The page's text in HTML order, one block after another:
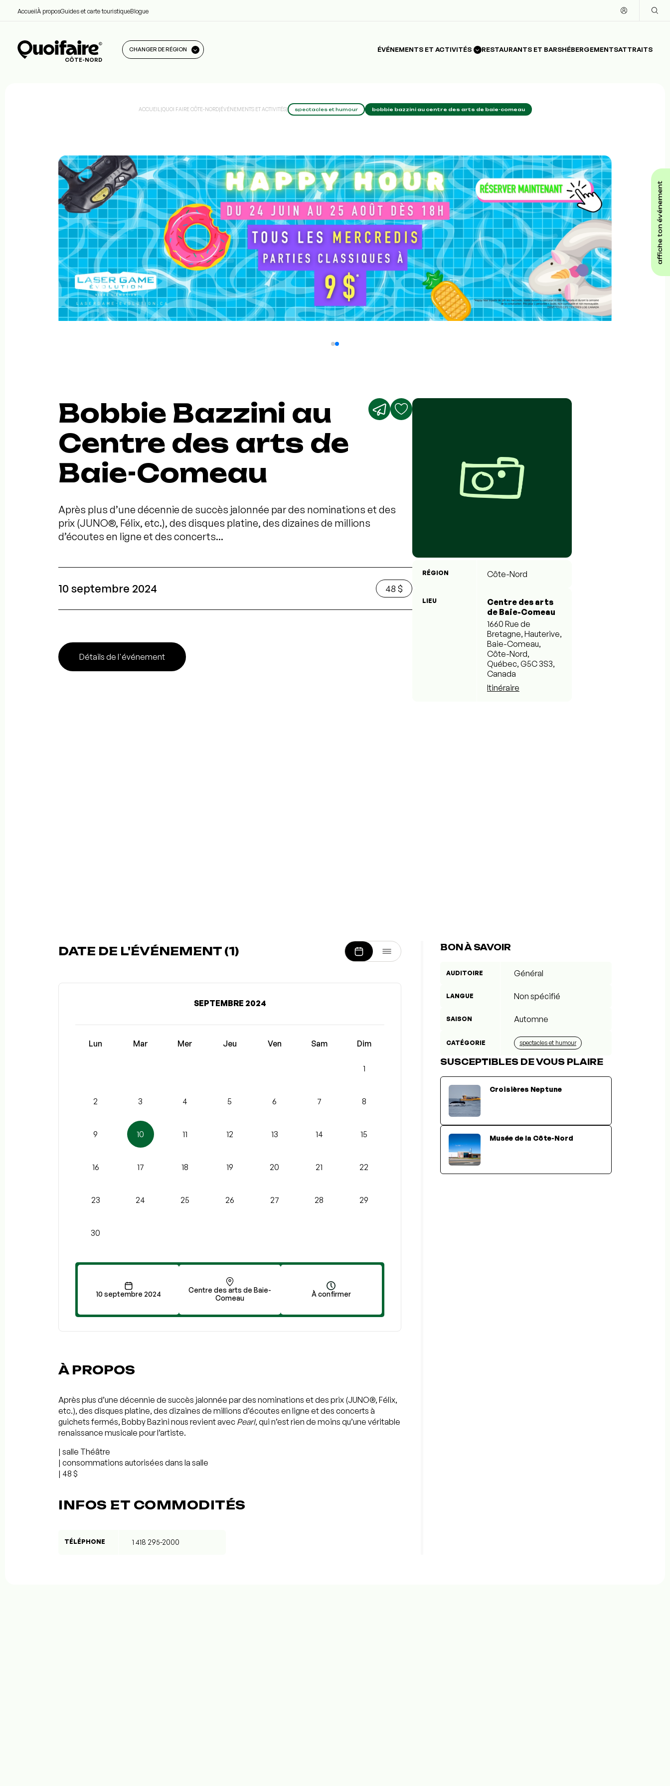
AccueilÀ proposGuides et carte touristiqueBlogue
CÔTE-NORD
CHANGER DE RÉGION ÉVÉNEMENTS ET ACTIVITÉS RESTAURANTS ET BARSHÉBERGEMENTSATTRAITS
affiche ton événement
ACCUEIL |QUOI FAIRE CÔTE-NORD|ÉVÉNEMENTS ET ACTIVITÉS| spectacles et humour bobbie bazzini au centre des arts de baie-comeau
Bobbie Bazzini au
Centre des arts de
Baie-Comeau
Après plus d’une décennie de succès jalonnée par des nominations et des
prix (JUNO®, Félix, etc.), des disques platine, des dizaines de millions
d’écoutes en ligne et des concerts...
10 septembre 2024 48 $
Détails de l'événement
RÉGION Côte-Nord
LIEU
Centre des arts
de Baie-Comeau
1660 Rue de
Bretagne, Hauterive,
Baie-Comeau,
Côte-Nord,
Québec, G5C 3S3,
Canada
Itinéraire
DATE DE L'ÉVÉNEMENT (1)
SEPTEMBRE 2024
Lun Mar Mer Jeu Ven Sam Dim
1
2 3 4 5 6 7 8
9 10 11 12 13 14 15
16 17 18 19 20 21 22
23 24 25 26 27 28 29
30
10 septembre 2024
Centre des arts de Baie-
Comeau
À confirmer
À PROPOS
Après plus d’une décennie de succès jalonnée par des nominations et des prix (JUNO®, Félix,
etc.), des disques platine, des dizaines de millions d’écoutes en ligne et des concerts à
guichets fermés, Bobby Bazini nous revient avec Pearl, qui n’est rien de moins qu’une véritable
renaissance musicale pour l’artiste.
| salle Théâtre
| consommations autorisées dans la salle
| 48 $
INFOS ET COMMODITÉS
TÉLÉPHONE 1 418 295-2000
BON À SAVOIR
AUDITOIRE Général
LANGUE Non spécifié
SAISON Automne
CATÉGORIE spectacles et humour
SUSCEPTIBLES DE VOUS PLAIRE
Croisières Neptune
Musée de la Côte-Nord